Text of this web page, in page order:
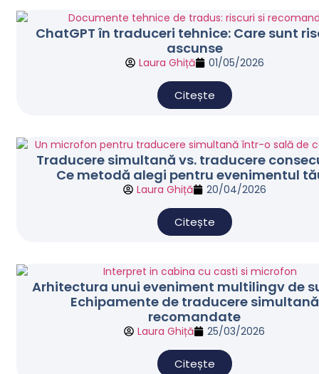
ChatGPT în traduceri tehnice: Care sunt
ascunse
Laura Ghiță 01/05/2026
Citește
Traducere simultană vs. traducere
Ce metodă alegi pentru evenimentul
Laura Ghiță 20/04/2026
Citește
Arhitectura unui eveniment multilingv de
Echipamente de traducere simultană
recomandate
Laura Ghiță 25/03/2026
Citește